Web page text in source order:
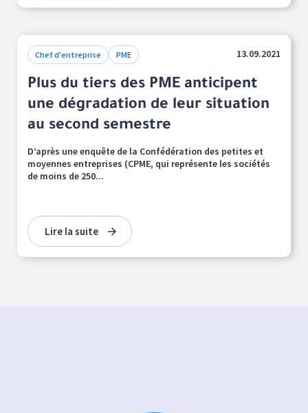
Chef d'entreprise PME 13.09.2021
Plus du tiers des PME anticipent
une dégradation de leur situation
au second semestre
D’après une enquête de la Confédération des petites et
moyennes entreprises (CPME, qui représente les sociétés
de moins de 250...
Lire la suite